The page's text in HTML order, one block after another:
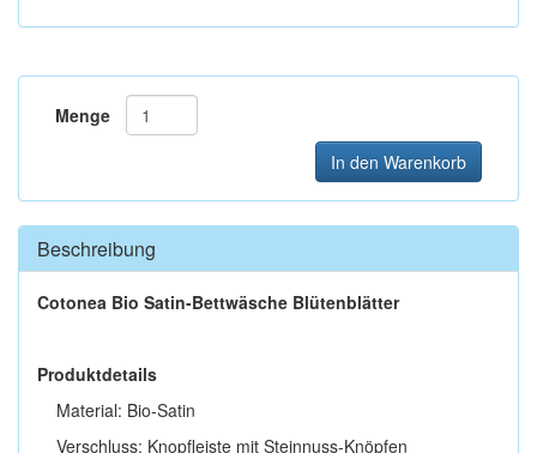
Menge
In den Warenkorb
Beschreibung
Cotonea Bio Satin-Bettwäsche Blütenblätter
Produktdetails
Material: Bio-Satin
Verschluss: Knopfleiste mit Steinnuss-Knöpfen